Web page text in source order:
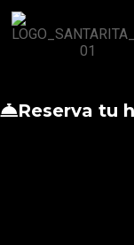
Reserva tu